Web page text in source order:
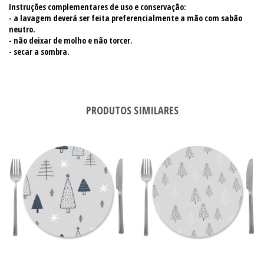
Instruções complementares de uso e conservação:
- a lavagem deverá ser feita preferencialmente a mão com sabão
neutro.
- não deixar de molho e não torcer.
- secar a sombra.
PRODUTOS SIMILARES